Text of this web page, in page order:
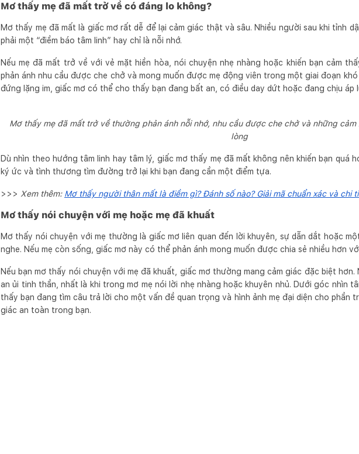
Mơ thấy mẹ đã mất trở về có đáng lo không?
Mơ thấy mẹ đã mất là giấc mơ rất dễ để lại cảm giác thật và sâu. Nhiều người sau khi tỉnh
phải một “điềm báo tâm linh” hay chỉ là nỗi nhớ.
Nếu mẹ đã mất trở về với vẻ mặt hiền hòa, nói chuyện nhẹ nhàng hoặc khiến bạn cảm
phản ánh nhu cầu được che chở và mong muốn được mẹ động viên trong một giai đoạn khó
đứng lặng im, giấc mơ có thể cho thấy bạn đang bất an, có điều day dứt hoặc đang chịu áp
Mơ thấy mẹ đã mất trở về thường phản ánh nỗi nhớ, nhu cầu được che chở và những
lòng
Dù nhìn theo hướng tâm linh hay tâm lý, giấc mơ thấy mẹ đã mất không nên khiến bạn quá
ký ức và tình thương tìm đường trở lại khi bạn đang cần một điểm tựa.
>>> Xem thêm: Mơ thấy người thân mất là điềm gì? Đánh số nào? Giải mã chuẩn xác và chi
Mơ thấy nói chuyện với mẹ hoặc mẹ đã khuất
Mơ thấy nói chuyện với mẹ thường là giấc mơ liên quan đến lời khuyên, sự dẫn dắt hoặc
nghe. Nếu mẹ còn sống, giấc mơ này có thể phản ánh mong muốn được chia sẻ nhiều hơn
Nếu bạn mơ thấy nói chuyện với mẹ đã khuất, giấc mơ thường mang cảm giác đặc biệt hơn.
an ủi tinh thần, nhất là khi trong mơ mẹ nói lời nhẹ nhàng hoặc khuyên nhủ. Dưới góc nhìn
thấy bạn đang tìm câu trả lời cho một vấn đề quan trọng và hình ảnh mẹ đại diện cho phần
giác an toàn trong bạn.